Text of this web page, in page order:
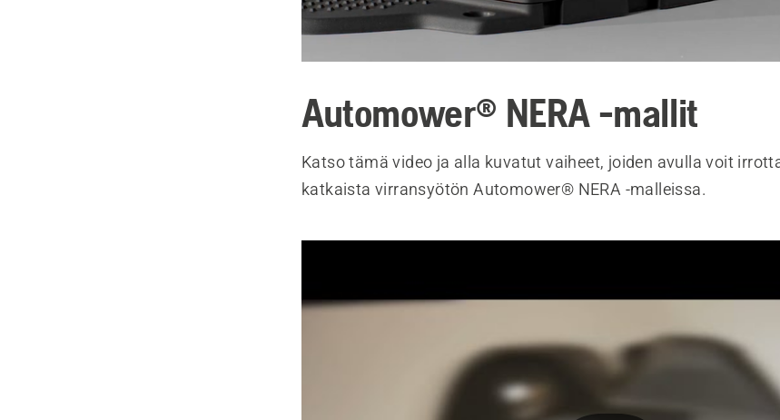
Automower® NERA -mallit
Katso tämä video ja alla kuvatut vaiheet, joiden avulla voit
katkaista virransyötön Automower® NERA -malleissa.